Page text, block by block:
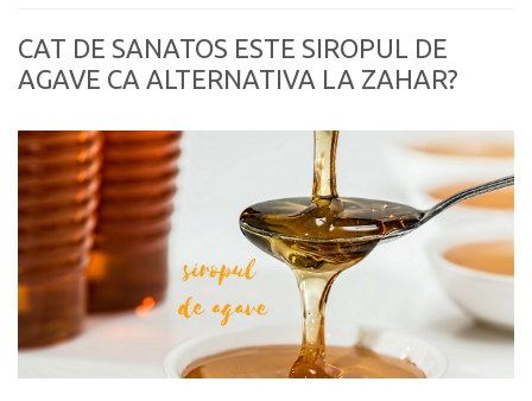
CAT DE SANATOS ESTE SIROPUL DE
AGAVE CA ALTERNATIVA LA ZAHAR?